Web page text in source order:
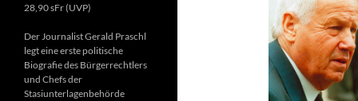
28,90 sFr (UVP)
Der Journalist Gerald Praschl
legt eine erste politische
Biografie des Bürgerrechtlers
und Chefs der
Stasiunterlagenbehörde